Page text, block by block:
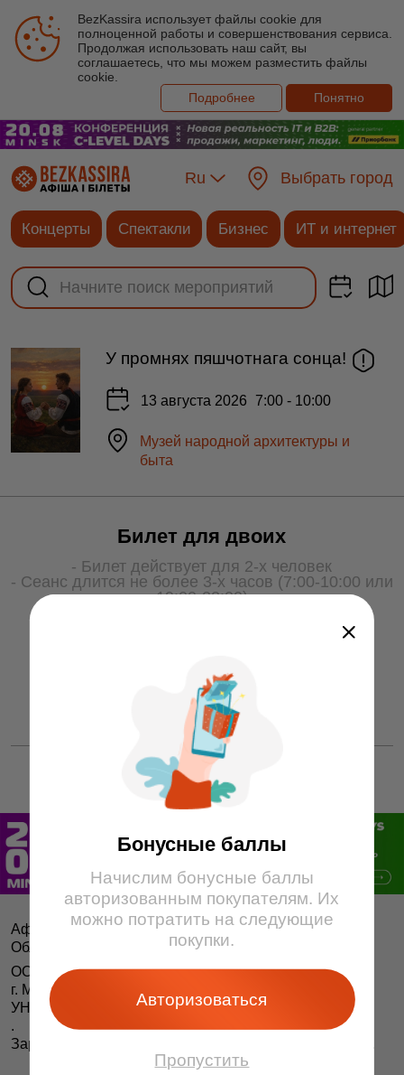
BezKassira использует файлы cookie для
полноценной работы и совершенствования сервиса.
Продолжая использовать наш сайт, вы
соглашаетесь, что мы можем разместить файлы
cookie.
Подробнее
Понятно
Ru Выбрать город
Концерты Спектакли Бизнес ИТ и интернет
Бонусные баллы
Начислим бонусные баллы
авторизованным покупателям. Их
можно потратить на следующие
покупки.
Авторизоваться
Пропустить
У промнях пяшчотнага сонца!
13 августа 2026 7:00 - 10:00
Музей народной архитектуры и
быта
Билет для двоих
- Билет действует для 2-х человек
- Сеанс длится не более 3-х часов (7:00-10:00 или
19:00-22:00)
Афіша і білеты BezKassira.by ©
Облачная система продажи билетов, 2013 — 2026
ООО «БЕЗКАССИРА БАЙ» Республика Беларусь
г. Минск, ул. Короля, 9, оф. 1
УНП 193615562
.
Зарегистрирован в Торговом реестре РБ 04.06.2014 г.